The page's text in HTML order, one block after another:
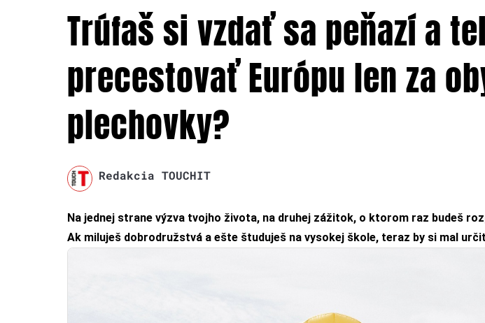
Trúfaš si vzdať sa peňazí a
precestovať Európu len za
plechovky?
Redakcia TOUCHIT
Na jednej strane výzva tvojho života, na druhej zážitok, o ktorom raz budeš
Ak miluješ dobrodružstvá a ešte študuješ na vysokej škole, teraz by si mal